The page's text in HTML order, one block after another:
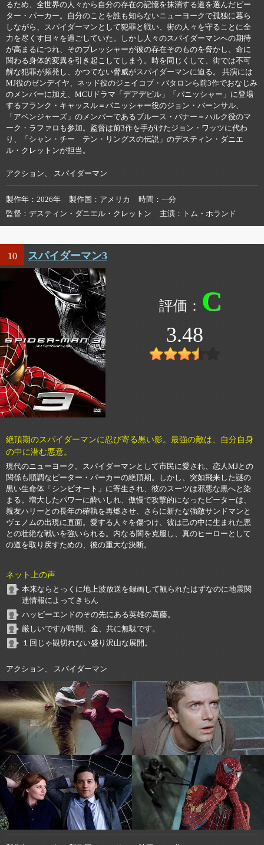
るため、全世界の人々から自分の存在の記憶を抹消する道を選んだピー
ター・パーカー。自分のことを誰も知らないニューヨークで孤独に暮ら
しながら、スパイダーマンとして犯罪と戦い、街の人々を守ることに全
力を尽くす日々を過ごしていた。しかし人々のスパイダーマンへの期待
が高まるにつれ、そのプレッシャーが彼の存在そのものを脅かし、命に
関わる身体的変異を引き起こしてしまう。時を同じくして、街では不可
解な犯罪が頻発し、かつてない脅威がスパイダーマンに迫る。 共演には
MJ役のゼンデイヤ、ネッド役のジェイコブ・バタロンら前3作でおなじみ
のメンバーに加え、MCUドラマ「デアデビル」「パニッシャー」に登場
するフランク・キャッスル＝パニッシャー役のジョン・バーンサル、
「アベンジャーズ」のメンバーであるブルース・バナー＝ハルク役のマ
ーク・ラファロも参加。監督は前3作を手がけたジョン・ワッツに代わ
り、「シャン・チー テン・リングスの伝説」のデスティン・ダニエ
ル・クレットンが担当。
アクション、 スパイダーマン
製作年 2026年 製作国 アメリカ 時間
---分
監督
デスティン・ダニエル・クレットン 主演 トム・ホランド
10 スパイダーマン3
C
3.48
絶頂期のスパイダーマンに忍び寄る黒い影。最強の敵は、自分自身
の中に潜む悪意。
現代のニューヨーク。スパイダーマンとして市民に愛され、恋人MJとの
関係も順調なピーター・パーカーの絶頂期。しかし、突如飛来した謎の
黒い生命体「シンビオート」に寄生され、彼のスーツは邪悪な黒へと染
まる。増大したパワーに酔いしれ、傲慢で攻撃的になったピーターは、
親友ハリーとの長年の確執を再燃させ、さらに新たな強敵サンドマンと
ヴェノムの出現に直面。愛する人々を傷つけ、彼は己の中に生まれた悪
との壮絶な戦いを強いられる。内なる闇を克服し、真のヒーローとして
の道を取り戻すための、彼の重大な決断。
ネット上の声
本来ならとっくに地上波放送を録画して観られたはずなのに地震関
連情報によってきちん
ハッピーエンドのその先にある英雄の葛藤。
厳しいですが時間、金、共に無駄です。
１回じゃ観切れない盛り沢山な展開。
アクション、 スパイダーマン